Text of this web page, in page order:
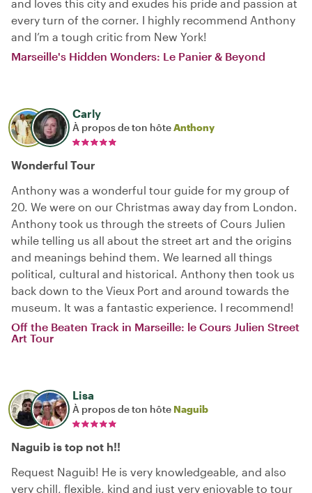
and loves this city and exudes his pride and passion at
every turn of the corner. I highly recommend Anthony
and I’m a tough critic from New York!
Marseille's Hidden Wonders: Le Panier & Beyond
Carly
À propos de ton hôteAnthony
Wonderful Tour
Anthony was a wonderful tour guide for my group of
20. We were on our Christmas away day from London.
Anthony took us through the streets of Cours Julien
while telling us all about the street art and the origins
and meanings behind them. We learned all things
political, cultural and historical. Anthony then took us
back down to the Vieux Port and around towards the
museum. It was a fantastic experience. I recommend!
Off the Beaten Track in Marseille: le Cours Julien Street
Art Tour
Lisa
À propos de ton hôte Naguib
Naguib is top not h!!
Request Naguib! He is very knowledgeable, and also
very chill, flexible, kind and just very enjoyable to tour